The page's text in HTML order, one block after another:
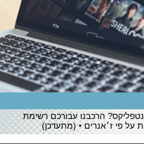
הרכבנו עבורכם רשימת
על פי ז׳אנרים • (מתעדכן)